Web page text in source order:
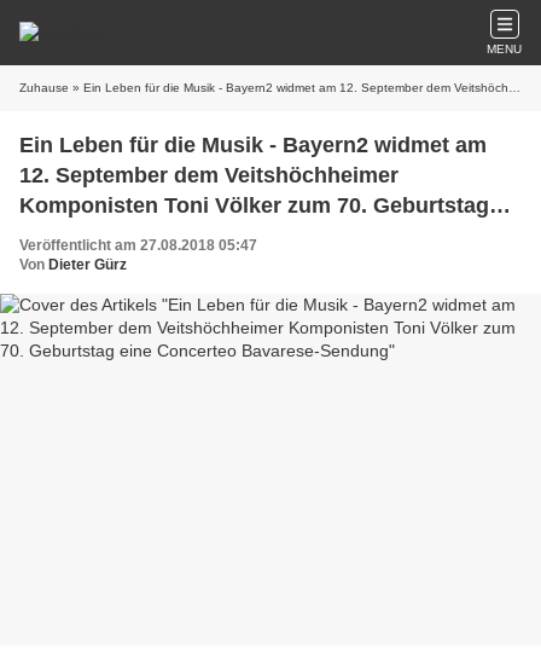
MENU
Zuhause » Ein Leben für die Musik - Bayern2 widmet am 12. September dem Veitshöchheimer Komponisten Toni Völker zum 70. Geburtstag eine Concerteo Bavarese-Sendung
Ein Leben für die Musik - Bayern2 widmet am
12. September dem Veitshöchheimer
Komponisten Toni Völker zum 70. Geburtstag
eine Concerteo Bavarese-Sendung
Veröffentlicht am 27.08.2018 05:47
Von Dieter Gürz